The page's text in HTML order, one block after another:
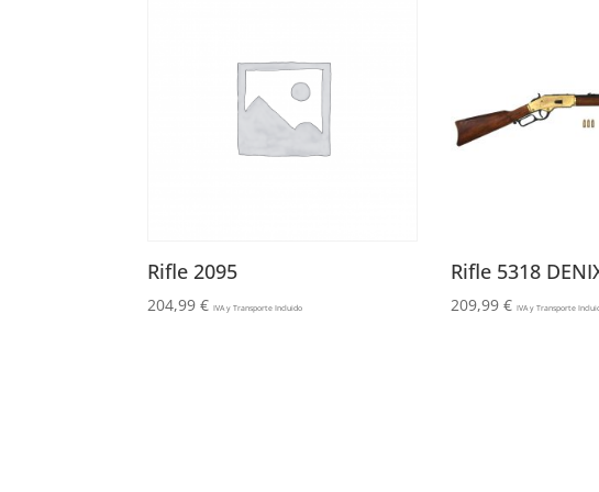
Rifle 2095
204,99€ IVA y Transporte Incluido
Rifle 5318
209,99€ IVA y Transporte